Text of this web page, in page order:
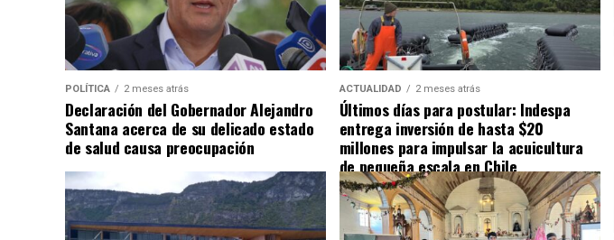
POLÍTICA 2 meses atrás
Declaración del Gobernador Alejandro
Santana acerca de su delicado estado
de salud causa preocupación
ACTUALIDAD 2 meses atrás
Últimos días para postular: Indespa
entrega inversión de hasta $20
millones para impulsar la acuicultura
de pequeña escala en Chile